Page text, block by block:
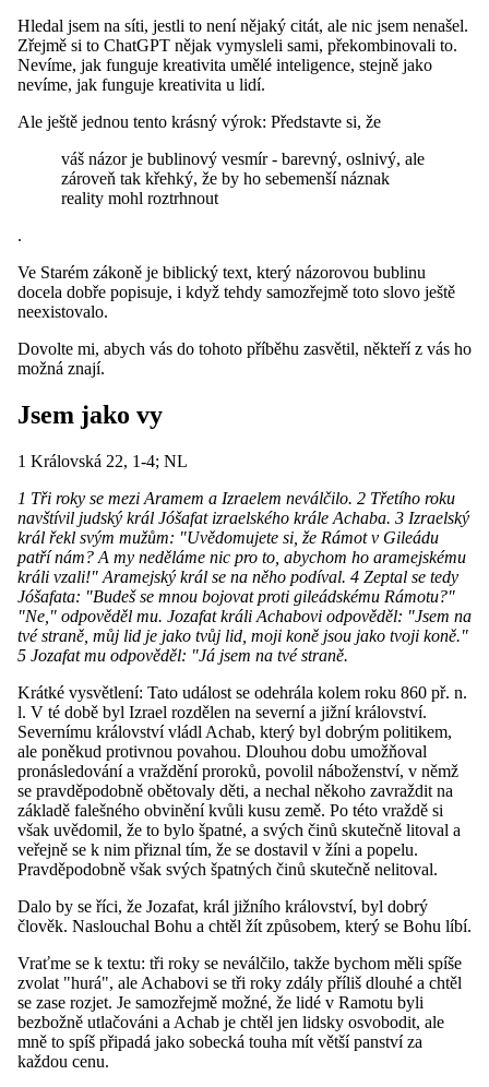
Hledal jsem na síti, jestli to není nějaký citát, ale nic jsem nenašel.
Zřejmě si to ChatGPT nějak vymysleli sami, překombinovali to.
Nevíme, jak funguje kreativita umělé inteligence, stejně jako
nevíme, jak funguje kreativita u lidí.
Ale ještě jednou tento krásný výrok: Představte si, že
váš názor je bublinový vesmír - barevný, oslnivý, ale
zároveň tak křehký, že by ho sebemenší náznak
reality mohl roztrhnout
.
Ve Starém zákoně je biblický text, který názorovou bublinu
docela dobře popisuje, i když tehdy samozřejmě toto slovo ještě
neexistovalo.
Dovolte mi, abych vás do tohoto příběhu zasvětil, někteří z vás ho
možná znají.
Jsem jako vy
1 Královská 22, 1-4; NL
1 Tři roky se mezi Aramem a Izraelem neválčilo. 2 Třetího roku
navštívil judský král Jóšafat izraelského krále Achaba. 3 Izraelský
král řekl svým mužům: "Uvědomujete si, že Rámot v Gileádu
patří nám? A my neděláme nic pro to, abychom ho aramejskému
králi vzali!" Aramejský král se na něho podíval. 4 Zeptal se tedy
Jóšafata: "Budeš se mnou bojovat proti gileádskému Rámotu?"
"Ne," odpověděl mu. Jozafat králi Achabovi odpověděl: "Jsem na
tvé straně, můj lid je jako tvůj lid, moji koně jsou jako tvoji koně."
5 Jozafat mu odpověděl: "Já jsem na tvé straně.
Krátké vysvětlení: Tato událost se odehrála kolem roku 860 př. n.
l. V té době byl Izrael rozdělen na severní a jižní království.
Severnímu království vládl Achab, který byl dobrým politikem,
ale poněkud protivnou povahou. Dlouhou dobu umožňoval
pronásledování a vraždění proroků, povolil náboženství, v němž
se pravděpodobně obětovaly děti, a nechal někoho zavraždit na
základě falešného obvinění kvůli kusu země. Po této vraždě si
však uvědomil, že to bylo špatné, a svých činů skutečně litoval a
veřejně se k nim přiznal tím, že se dostavil v žíni a popelu.
Pravděpodobně však svých špatných činů skutečně nelitoval.
Dalo by se říci, že Jozafat, král jižního království, byl dobrý
člověk. Naslouchal Bohu a chtěl žít způsobem, který se Bohu líbí.
Vraťme se k textu: tři roky se neválčilo, takže bychom měli spíše
zvolat "hurá", ale Achabovi se tři roky zdály příliš dlouhé a chtěl
se zase rozjet. Je samozřejmě možné, že lidé v Ramotu byli
bezbožně utlačováni a Achab je chtěl jen lidsky osvobodit, ale
mně to spíš připadá jako sobecká touha mít větší panství za
každou cenu.